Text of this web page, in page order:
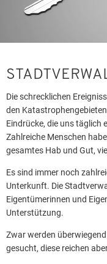
Die schrecklichen
den
Eindrücke, die uns täglich
Zahlreiche Menschen
gesamtes Hab und Gut,
Es sind immer noch
Unterkunft. Die
Eigentümerinnen und
Unterstützung.
Zwar werden
gesucht, diese reichen